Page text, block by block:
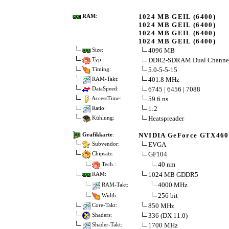
RAM:
1024 MB GEIL (6400)
1024 MB GEIL (6400)
1024 MB GEIL (6400)
1024 MB GEIL (6400)
Size: 4096 MB
Typ: DDR2-SDRAM Dual
Timing: 5.0-5-5-15
RAM-Takt: 401.8 MHz
DataSpeed: 6745 | 6456 | 7088
AccessTime: 59.6 ns
Ratio: 1:2
Kühlung: Heatspreader
Grafikkarte: NVIDIA GeForce
Subvendor: EVGA
Chipsatz: GF104
Tech.: 40 nm
RAM: 1024 MB GDDR5
RAM-Takt: 4000 MHz
Width: 256 bit
Core-Takt: 850 MHz
Shaders: 336 (DX 11.0)
Shader-Takt: 1700 MHz